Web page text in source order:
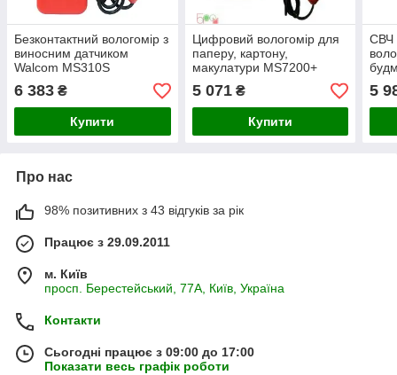
Безконтактний вологомір з
виносним датчиком
Walcom MS310S
6 383 ₴
Купити
Цифровий вологомір для
паперу, картону,
макулатури MS7200+
5 071₴
Купити
СВЧ
5
Про нас
98% позитивних з 43 відгуків за рік
Працює з 29.09.2011
м. Київ
просп. Берестейський, 77А, Київ, Україна
Контакти
Сьогодні працює з 09:00 до 17:00
Показати весь графік роботи